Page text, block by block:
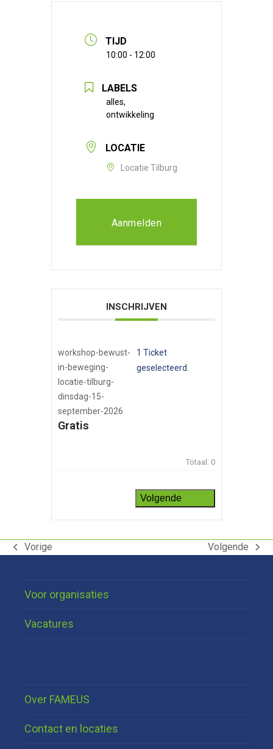
TIJD
10:00 - 12:00
LABELS
alles,
ontwikkeling
LOCATIE
Locatie Tilburg
Aanmelden
INSCHRIJVEN
workshop-bewust-
in-beweging-
locatie-tilburg-
dinsdag-15-
september-2026
Gratis
1 Ticket
geselecteerd.
Totaal: 0
Volgende
previous
Vorige
next
Volgende
Voor organisaties
Vacatures
Over FAMEUS
Contact en locaties